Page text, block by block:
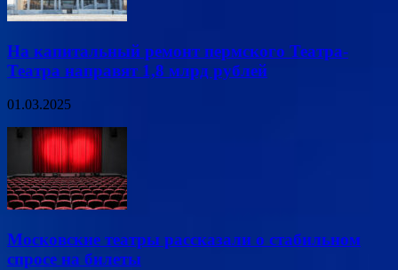
На капитальный ремонт пермского Театра-
Театра направят 1,8 млрд рублей
01.03.2025
Московские театры рассказали о стабильном
спросе на билеты